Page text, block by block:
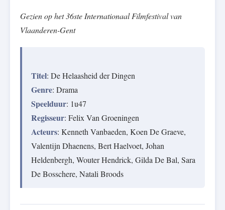
Gezien op het 36ste Internationaal Filmfestival van
Vlaanderen-Gent
Titel: De Helaasheid der Dingen
Genre: Drama
Speelduur: 1u47
Regisseur: Felix Van Groeningen
Acteurs: Kenneth Vanbaeden, Koen De Graeve,
Valentijn Dhaenens, Bert Haelvoet, Johan
Heldenbergh, Wouter Hendrick, Gilda De Bal, Sara
De Bosschere, Natali Broods